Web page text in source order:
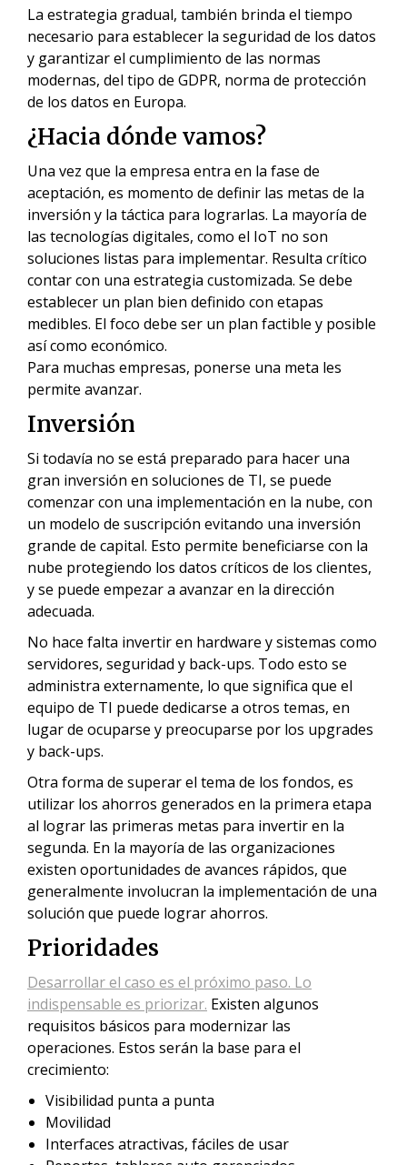
La estrategia gradual, también brinda el tiempo
necesario para establecer la seguridad de los datos
y garantizar el cumplimiento de las normas
modernas, del tipo de GDPR, norma de protección
de los datos en Europa.
¿Hacia dónde vamos?
Una vez que la empresa entra en la fase de
aceptación, es momento de definir las metas de la
inversión y la táctica para lograrlas. La mayoría de
las tecnologías digitales, como el IoT no son
soluciones listas para implementar. Resulta crítico
contar con una estrategia customizada. Se debe
establecer un plan bien definido con etapas
medibles. El foco debe ser un plan factible y posible
así como económico.
Para muchas empresas, ponerse una meta les
permite avanzar.
Inversión
Si todavía no se está preparado para hacer una
gran inversión en soluciones de TI, se puede
comenzar con una implementación en la nube, con
un modelo de suscripción evitando una inversión
grande de capital. Esto permite beneficiarse con la
nube protegiendo los datos críticos de los clientes,
y se puede empezar a avanzar en la dirección
adecuada.
No hace falta invertir en hardware y sistemas como
servidores, seguridad y back-ups. Todo esto se
administra externamente, lo que significa que el
equipo de TI puede dedicarse a otros temas, en
lugar de ocuparse y preocuparse por los upgrades
y back-ups.
Otra forma de superar el tema de los fondos, es
utilizar los ahorros generados en la primera etapa
al lograr las primeras metas para invertir en la
segunda. En la mayoría de las organizaciones
existen oportunidades de avances rápidos, que
generalmente involucran la implementación de una
solución que puede lograr ahorros.
Prioridades
Desarrollar el caso es el próximo paso. Lo
indispensable es priorizar. Existen algunos
requisitos básicos para modernizar las
operaciones. Estos serán la base para el
crecimiento:
Visibilidad punta a punta
Movilidad
Interfaces atractivas, fáciles de usar